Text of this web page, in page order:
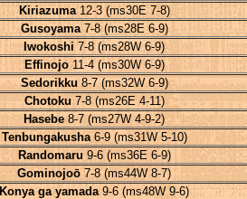
Kiriazuma12-3 (ms30E 7-8)
Gusoyama7-8 (ms28E 6-9)
Iwokoshi 7-8 (ms28W 6-9)
Effinojo11-4 (ms30W 6-9)
Sedorikku8-7 (ms32W 6-9)
Chotoku 7-8 (ms26E 4-11)
Hasebe8-7 (ms27W 4-9-2)
Tenbungakusha6-9 (ms31W 5-10)
Randomaru 9-6 (ms36E 6-9)
Gominojoō 7-8 (ms44W 8-7)
Konya ga yamada9-6 (ms48W 9-6)